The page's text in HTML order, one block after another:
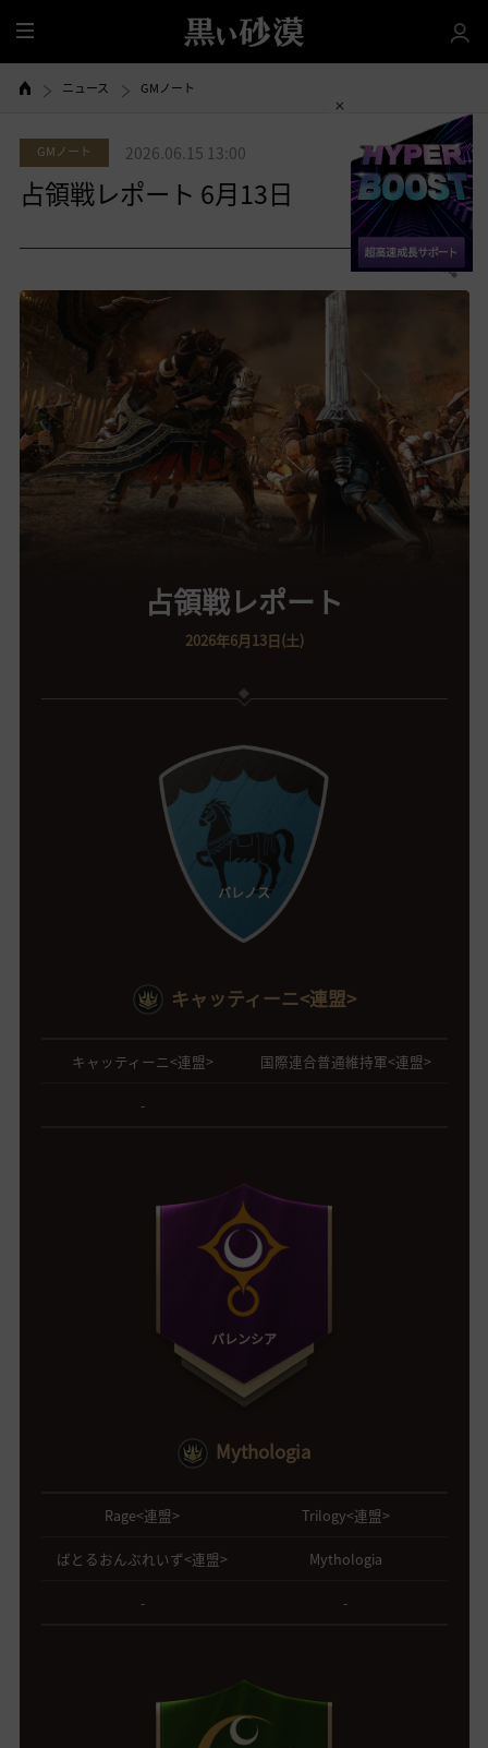
全
体
ニュース GMノート
GMノート 2026.06.15 13:00
占領戦レポート 6月13日
共有する
占領戦レポート
2026年6月13日(土)
バレノス
キャッティーニ<連盟>
キャッティーニ<連盟> 国際連合普通維持軍<連盟>
-
バレンシア
Mythologia
Rage<連盟> Trilogy<連盟>
ばとるおんぶれいず<連盟> Mythologia
- -